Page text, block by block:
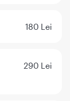
180 Lei
290 Lei